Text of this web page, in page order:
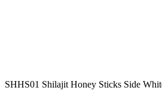
SHHS01 Shilajit Honey Sticks Side